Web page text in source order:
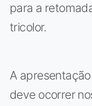
para a
tricolor.
A
deve ocorrer